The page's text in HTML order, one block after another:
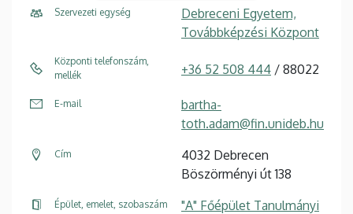
Szervezeti egység
Debreceni Egyetem,
Továbbképzési Központ
Központi telefonszám,
mellék
+36 52 508 444 / 88022
E-mail
bartha-
toth.adam@fin.unideb.hu
Cím
4032 Debrecen
Böszörményi út 138
Épület, emelet, szobaszám
"A" Főépület Tanulmányi